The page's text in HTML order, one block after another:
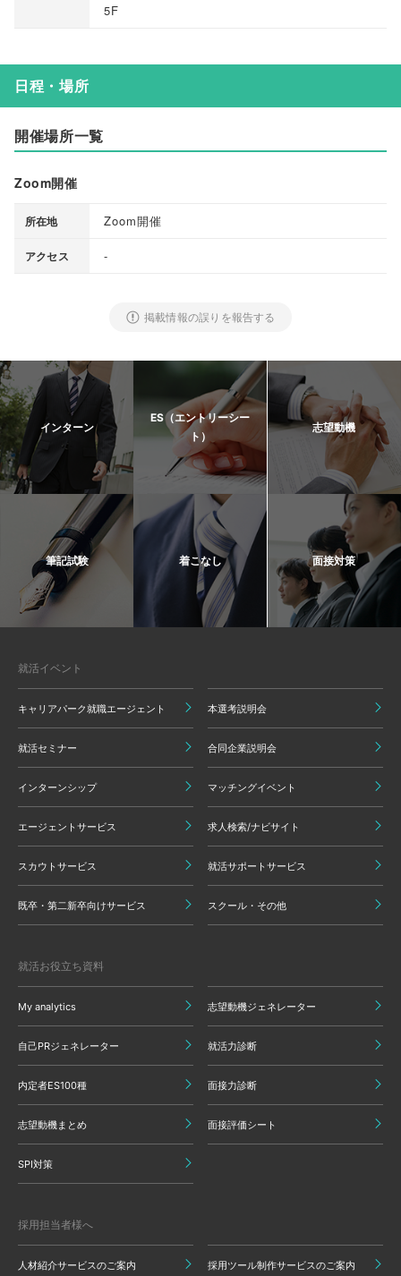
5F
日程・場所
開催場所一覧
Zoom開催
所在地 Zoom開催
アクセス -
掲載情報の誤りを報告する
インターン
ES（エントリーシー
ト）
志望動機
筆記試験 着こなし 面接対策
就活イベント
キャリアパーク就職エージェント 本選考説明会
就活セミナー 合同企業説明会
インターンシップ マッチングイベント
エージェントサービス 求人検索/ナビサイト
スカウトサービス 就活サポートサービス
既卒・第二新卒向けサービス スクール・その他
就活お役立ち資料
My analytics 志望動機ジェネレーター
自己PRジェネレーター 就活力診断
内定者ES100種 面接力診断
志望動機まとめ 面接評価シート
SPI対策
採用担当者様へ
人材紹介サービスのご案内 採用ツール制作サービスのご案内